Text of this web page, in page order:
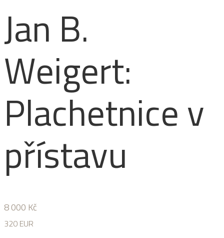
Jan B.
Weigert:
Plachetnice v
přístavu
8 000 Kč
320 EUR